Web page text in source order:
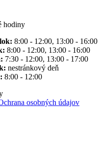
hodiny
8:00 - 12:00, 13:00 - 16:00
8:00 - 12:00, 13:00 - 16:00
7:30 - 12:00, 13:00 - 17:00
nestránkový deň
8:00 - 12:00
osobných údajov